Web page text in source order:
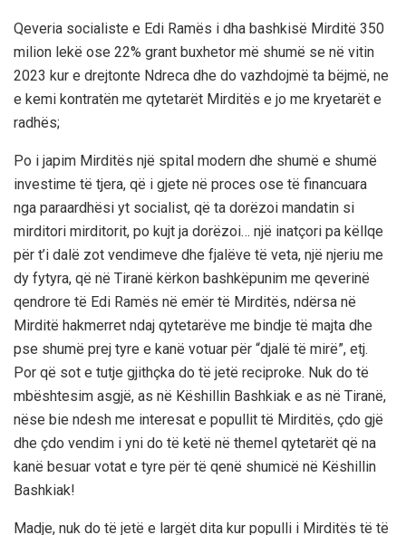
Qeveria socialiste e Edi Ramës i dha bashkisë Mirditë 350
milion lekë ose 22% grant buxhetor më shumë se në vitin
2023 kur e drejtonte Ndreca dhe do vazhdojmë ta bëjmë, ne
e kemi kontratën me qytetarët Mirditës e jo me kryetarët e
radhës;
Po i japim Mirditës një spital modern dhe shumë e shumë
investime të tjera, që i gjete në proces ose të financuara
nga paraardhësi yt socialist, që ta dorëzoi mandatin si
mirditori mirditorit, po kujt ja dorëzoi… një inatçori pa këllqe
për t’i dalë zot vendimeve dhe fjalëve të veta, një njeriu me
dy fytyra, që në Tiranë kërkon bashkëpunim me qeverinë
qendrore të Edi Ramës në emër të Mirditës, ndërsa në
Mirditë hakmerret ndaj qytetarëve me bindje të majta dhe
pse shumë prej tyre e kanë votuar për “djalë të mirë”, etj.
Por që sot e tutje gjithçka do të jetë reciproke. Nuk do të
mbështesim asgjë, as në Këshillin Bashkiak e as në Tiranë,
nëse bie ndesh me interesat e popullit të Mirditës, çdo gjë
dhe çdo vendim i yni do të ketë në themel qytetarët që na
kanë besuar votat e tyre për të qenë shumicë në Këshillin
Bashkiak!
Madje, nuk do të jetë e largët dita kur populli i Mirditës të të